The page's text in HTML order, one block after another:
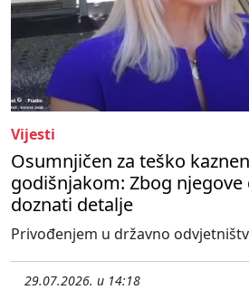
Vijesti
Osumnjičen za teško
godišnjakom: Zbog
doznati detalje
Privođenjem u državno
29.07.2026. u 14:18